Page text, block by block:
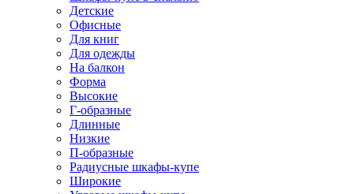
Детские
Офисные
Для книг
Для одежды
На балкон
Форма
Высокие
Г-образные
Длинные
Низкие
П-образные
Радиусные шкафы-купе
Широкие